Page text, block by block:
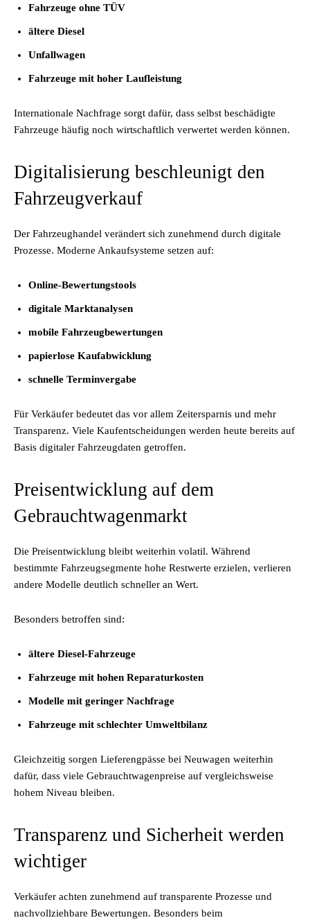
Fahrzeuge ohne TÜV
ältere Diesel
Unfallwagen
Fahrzeuge mit hoher Laufleistung
Internationale Nachfrage sorgt dafür, dass selbst beschädigte
Fahrzeuge häufig noch wirtschaftlich verwertet werden können.
Digitalisierung beschleunigt den
Fahrzeugverkauf
Der Fahrzeughandel verändert sich zunehmend durch digitale
Prozesse. Moderne Ankaufsysteme setzen auf:
Online-Bewertungstools
digitale Marktanalysen
mobile Fahrzeugbewertungen
papierlose Kaufabwicklung
schnelle Terminvergabe
Für Verkäufer bedeutet das vor allem Zeitersparnis und mehr
Transparenz. Viele Kaufentscheidungen werden heute bereits auf
Basis digitaler Fahrzeugdaten getroffen.
Preisentwicklung auf dem
Gebrauchtwagenmarkt
Die Preisentwicklung bleibt weiterhin volatil. Während
bestimmte Fahrzeugsegmente hohe Restwerte erzielen, verlieren
andere Modelle deutlich schneller an Wert.
Besonders betroffen sind:
ältere Diesel-Fahrzeuge
Fahrzeuge mit hohen Reparaturkosten
Modelle mit geringer Nachfrage
Fahrzeuge mit schlechter Umweltbilanz
Gleichzeitig sorgen Lieferengpässe bei Neuwagen weiterhin
dafür, dass viele Gebrauchtwagenpreise auf vergleichsweise
hohem Niveau bleiben.
Transparenz und Sicherheit werden
wichtiger
Verkäufer achten zunehmend auf transparente Prozesse und
nachvollziehbare Bewertungen. Besonders beim